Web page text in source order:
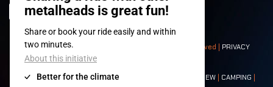
© 2008-2026- Apache Productions VZW – All rights reserved | PRIVACY
POLICY|CONDITIONS GÉNÉRALES
Contact:GENERAL| PARTNERSHIPS CREW | CAMPING |